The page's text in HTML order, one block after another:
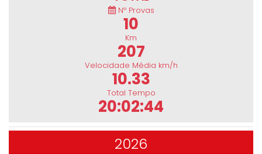
Nº Provas
10
Km
207
Velocidade Média km/h
10.33
Total Tempo
20:02:44
2026